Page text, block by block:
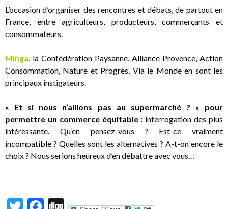
L’occasion d’organiser des rencontres et débats, de partout en
France, entre agriculteurs, producteurs, commerçants et
consommateurs.
Minga, la Confédération Paysanne, Alliance Provence, Action
Consommation, Nature et Progrès, Via le Monde en sont les
principaux instigateurs.
« Et si nous n’allions pas au supermarché ? » pour
permettre un commerce équitable : interrogation des plus
intéressante. Qu’en pensez-vous ? Est-ce vraiment
incompatible ? Quelles sont les alternatives ? A-t-on encore le
choix ? Nous serions heureux d’en débattre avec vous…